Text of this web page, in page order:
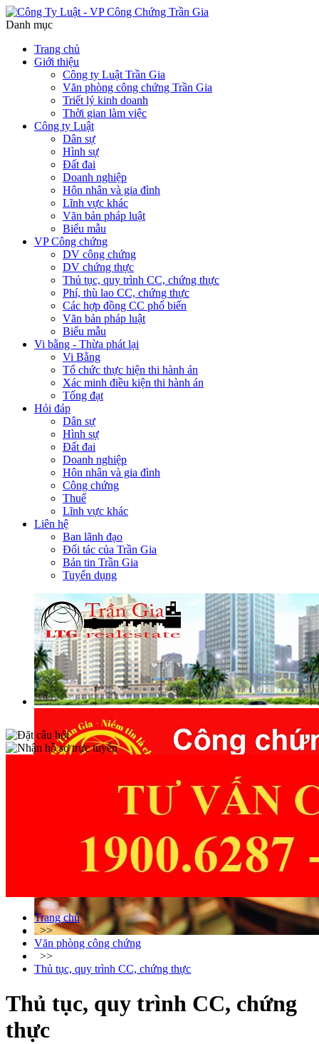
Danh mục
Trang chủ
Giới thiệu
Công ty Luật Trần Gia
Văn phòng công chứng Trần Gia
Triết lý kinh doanh
Thời gian làm việc
Công ty Luật
Dân sự
Hình sự
Đất đai
Doanh nghiệp
Hôn nhân và gia đình
Lĩnh vực khác
Văn bản pháp luật
Biểu mẫu
VP Công chứng
DV công chứng
DV chứng thực
Thủ tục, quy trình CC, chứng thực
Phí, thù lao CC, chứng thực
Các hợp đồng CC phổ biến
Văn bản pháp luật
Biểu mẫu
Vi bằng - Thừa phát lại
Vi Bằng
Tổ chức thực hiện thi hành án
Xác minh điều kiện thi hành án
Tống đạt
Hỏi đáp
Dân sự
Hình sự
Đất đai
Doanh nghiệp
Hôn nhân và gia đình
Công chứng
Thuế
Lĩnh vực khác
Liên hệ
Ban lãnh đạo
Đối tác của Trần Gia
Bản tin Trần Gia
Tuyển dụng
Trang chủ
>>
Văn phòng công chứng
>>
Thủ tục, quy trình CC, chứng thực
Thủ tục, quy trình CC, chứng
thực